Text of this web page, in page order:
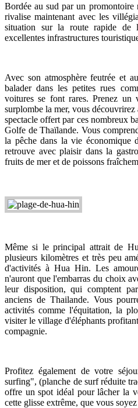
Bordée au sud par un promontoire
rivalise maintenant avec les
situation sur la route rapide de
excellentes infrastructures
Avec son atmosphère feutrée et
balader dans les petites rues
voitures se font rares. Prenez un
surplombe la mer, vous
spectacle offert par ces nombreux
Golfe de Thaïlande. Vous
la pêche dans la vie économique
retrouve avec plaisir dans la
fruits de mer et de poissons
Même si le principal attrait de
plusieurs kilomètres et très peu
d'activités à Hua Hin. Les
n'auront que l'embarras du choix
leur disposition, qui comptent
anciens de Thailande. Vous
activités comme l'équitation, la
visiter le village d'éléphants
compagnie.
Profitez également de votre
surfing", (planche de surf réduite
offre un spot idéal pour lâcher la
cette glisse extrême, que vous